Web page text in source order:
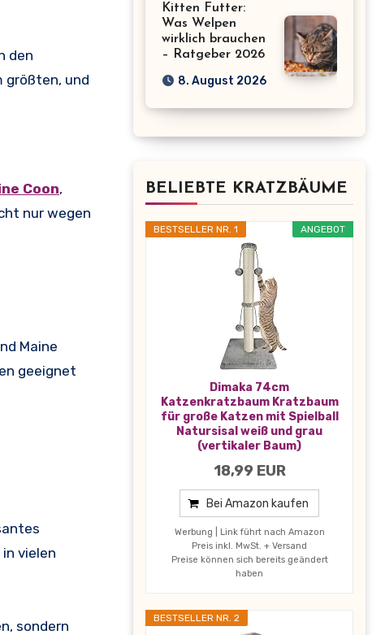
den
größten, und
Coon,
nur wegen
Maine
geeignet
vielen
sondern
Kitten Futter:
Was Welpen
wirklich brauchen
– Ratgeber 2026
8. August 2026
BELIEBTE KRATZBÄUME
ANGEBOT
BESTSELLER NR. 1
Dimaka 74cm
Katzenkratzbaum Kratzbaum
für große Katzen mit Spielball
Natursisal weiß und grau
(vertikaler Baum)
18,99 EUR
Bei Amazon kaufen
Werbung | Link führt nach Amazon
Preis inkl. MwSt. + Versand
Preise können sich bereits geändert
haben
BESTSELLER NR. 2